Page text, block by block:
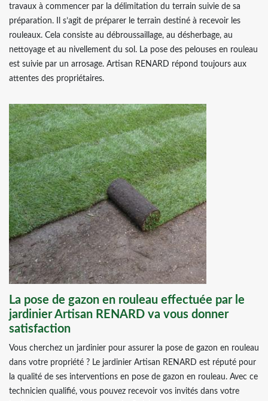
travaux à commencer par la délimitation du terrain suivie de sa
préparation. Il s’agit de préparer le terrain destiné à recevoir les
rouleaux. Cela consiste au débroussaillage, au désherbage, au
nettoyage et au nivellement du sol. La pose des pelouses en rouleau
est suivie par un arrosage. Artisan RENARD répond toujours aux
attentes des propriétaires.
La pose de gazon en rouleau effectuée par le
jardinier Artisan RENARD va vous donner
satisfaction
Vous cherchez un jardinier pour assurer la pose de gazon en rouleau
dans votre propriété ? Le jardinier Artisan RENARD est réputé pour
la qualité de ses interventions en pose de gazon en rouleau. Avec ce
technicien qualifié, vous pouvez recevoir vos invités dans votre